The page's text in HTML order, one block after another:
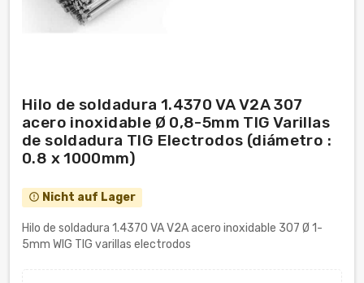
Hilo de soldadura 1.4370 VA V2A 307
acero inoxidable Ø 0,8-5mm TIG Varillas
de soldadura TIG Electrodos (diámetro :
0.8 x 1000mm)
error_outline Nicht auf Lager
Hilo de soldadura 1.4370 VA V2A acero inoxidable 307 Ø 1-
5mm WIG TIG varillas electrodos